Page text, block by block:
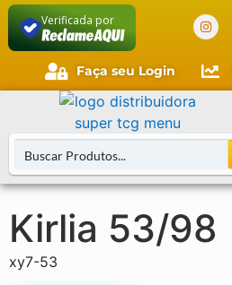
Verificada por
Faça seu Login
Kirlia 53/98
xy7-53